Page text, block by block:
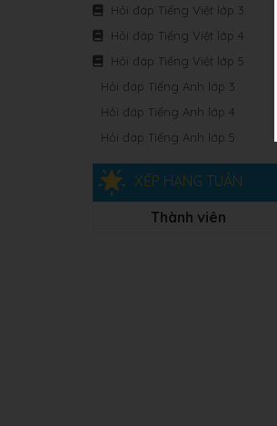
Hỏi đáp Tiếng Việt lớp 3
Hỏi đáp Tiếng Việt lớp 4
Hỏi đáp Tiếng Việt lớp 5
Hỏi đáp Tiếng Anh lớp 3
Hỏi đáp Tiếng Anh lớp 4
Hỏi đáp Tiếng Anh lớp 5
XẾP HẠNG TUẦN
Thành viên